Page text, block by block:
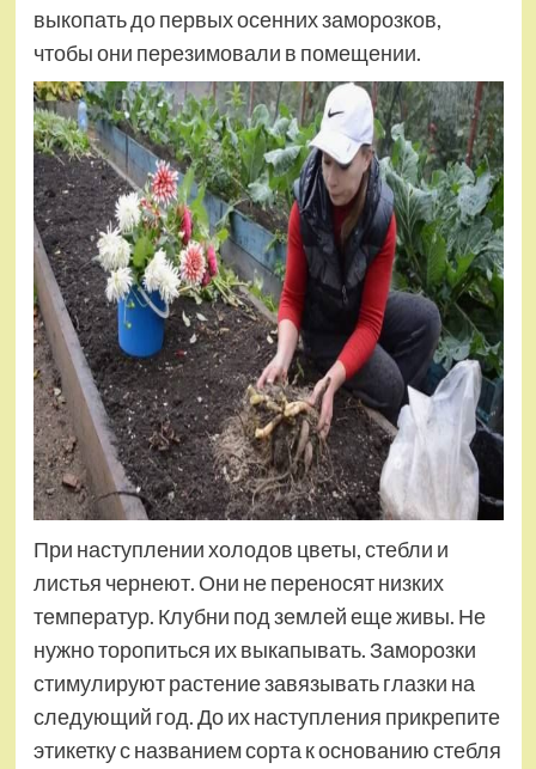
выкопать до первых осенних заморозков,
чтобы они перезимовали в помещении.
При наступлении холодов цветы, стебли и
листья чернеют. Они не переносят низких
температур. Клубни под землей еще живы. Не
нужно торопиться их выкапывать. Заморозки
стимулируют растение завязывать глазки на
следующий год. До их наступления прикрепите
этикетку с названием сорта к основанию стебля